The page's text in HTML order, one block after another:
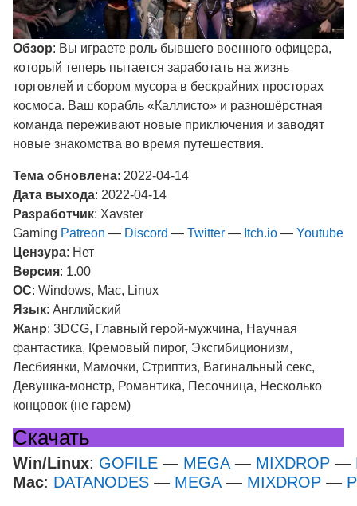
Обзор: Вы играете роль бывшего военного офицера,
который теперь пытается заработать на жизнь
торговлей и сбором мусора в бескрайних просторах
космоса. Ваш корабль «Каллисто» и разношёрстная
команда переживают новые приключения и заводят
новые знакомства во время путешествия.
Тема обновлена: 2022-04-14
Дата выхода: 2022-04-14
Разработчик: Xavster
Gaming Patreon — Discord — Twitter — Itch.io — Youtube
Цензура: Нет
Версия: 1.00
ОС: Windows, Mac, Linux
Язык: Английский
Жанр: 3DCG, Главный герой-мужчина, Научная
фантастика, Кремовый пирог, Эксгибиционизм,
Лесбиянки, Мамочки, Стриптиз, Вагинальный секс,
Девушка-монстр, Романтика, Песочница, Несколько
концовок (не гарем)
Скачать
Win/Linux: GOFILE — MEGA — MIXDROP —
Mac: DATANODES — MEGA — MIXDROP —